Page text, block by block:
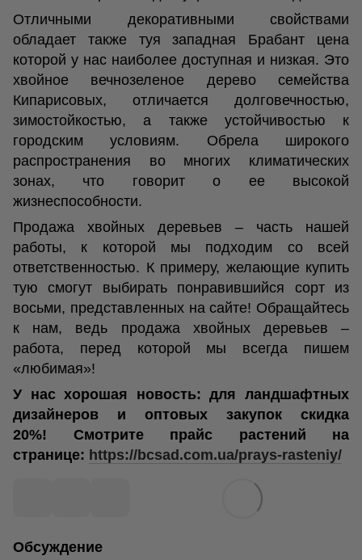
Отличными декоративными свойствами
обладает также туя западная Брабант цена
которой у нас наиболее доступная и низкая. Это
хвойное вечнозеленое дерево семейства
Кипарисовых, отличается долговечностью,
зимостойкостью, а также устойчивостью к
городским условиям. Обрела широкого
распространения во многих климатических
зонах, что говорит о ее высокой
жизнеспособности.
Продажа хвойных деревьев – часть нашей
работы, к которой мы подходим со всей
ответственностью. К примеру, желающие купить
тую смогут выбирать понравившийся сорт из
восьми, представленных на сайте! Обращайтесь
к нам, ведь продажа хвойных деревьев –
работа, перед которой мы всегда пишем
«любимая»!
У нас хорошая новость: для ландшафтных
дизайнеров и оптовых закупок скидка
20%! Смотрите прайс растений на
странице: https://bcsad.com.ua/prays-rasteniy/
Обсуждение